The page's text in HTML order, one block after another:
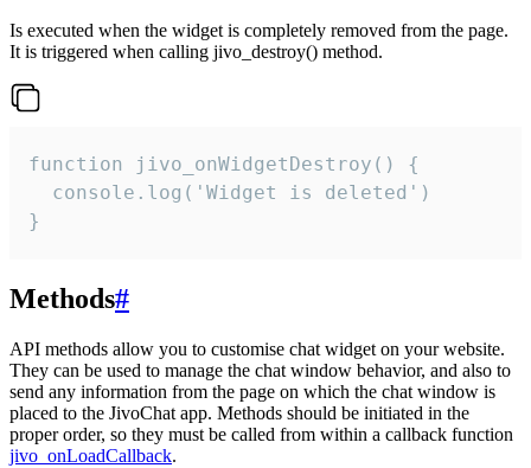
Is executed when the widget is completely removed from the page.
It is triggered when calling jivo_destroy() method.
function jivo_onWidgetDestroy() {
  console.log('Widget is deleted')
}
Methods#
API methods allow you to customise chat widget on your website.
They can be used to manage the chat window behavior, and also to
send any information from the page on which the chat window is
placed to the JivoChat app. Methods should be initiated in the
proper order, so they must be called from within a callback function
jivo_onLoadCallback.